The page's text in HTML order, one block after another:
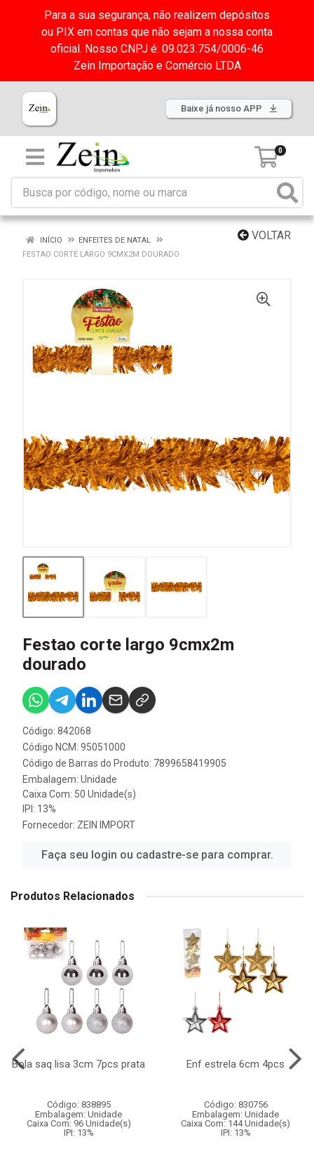
Para a sua segurança, não realizem depósitos
ou PIX em contas que não sejam a nossa conta
oficial. Nosso CNPJ é: 09.023.754/0006-46
Zein Importação e Comércio LTDA
Baixe já nosso APP
0
VOLTAR
INÍCIO
ENFEITES DE NATAL
FESTAO CORTE LARGO 9CMX2M DOURADO
Festao corte largo 9cmx2m
dourado
Código: 842068
Código NCM: 95051000
Código de Barras do Produto: 7899658419905
Embalagem: Unidade
Caixa Com: 50 Unidade(s)
IPI: 13%
Fornecedor: ZEIN IMPORT
Faça seu login ou cadastre-se para comprar.
Produtos Relacionados
Bola saq lisa 3cm 7pcs prata
Código: 838895
Embalagem: Unidade
Caixa Com: 96 Unidade(s)
IPI: 13%
Enf estrela 6cm 4pcs
Código: 830756
Embalagem: Unidade
Caixa Com: 144 Unidade(s)
IPI: 13%